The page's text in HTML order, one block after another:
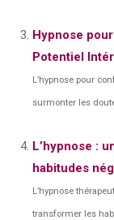
Hypnose
Potentiel
L’hypnose pour
surmonter les
L’hypnose :
habitudes
L’hypnose
transformer les